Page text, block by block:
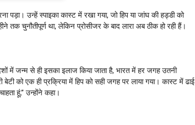
उन्हें स्पाइका कास्ट में रखा गया, जो हिप या जांघ की हड्डी को
चुनौतीपूर्ण था, लेकिन प्रोसीजर के बाद लारा अब ठीक हो रही हैं।
में जन्म से ही इसका इलाज किया जाता है, भारत में हर जगह उतनी
को एक ही प्रक्रिया में हिप को सही जगह पर लाया गया। कास्ट में ढाई
हूं,” उन्होंने कहा।